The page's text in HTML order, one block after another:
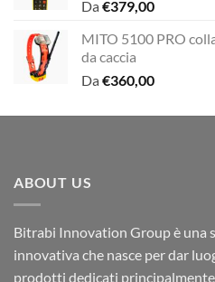
€80,00.
Da €379,00
MITO 5100 PRO
da caccia
Da €360,00
ABOUT US
Bitrabi Innovation Group è una
innovativa che nasce per dar
prodotti dedicati